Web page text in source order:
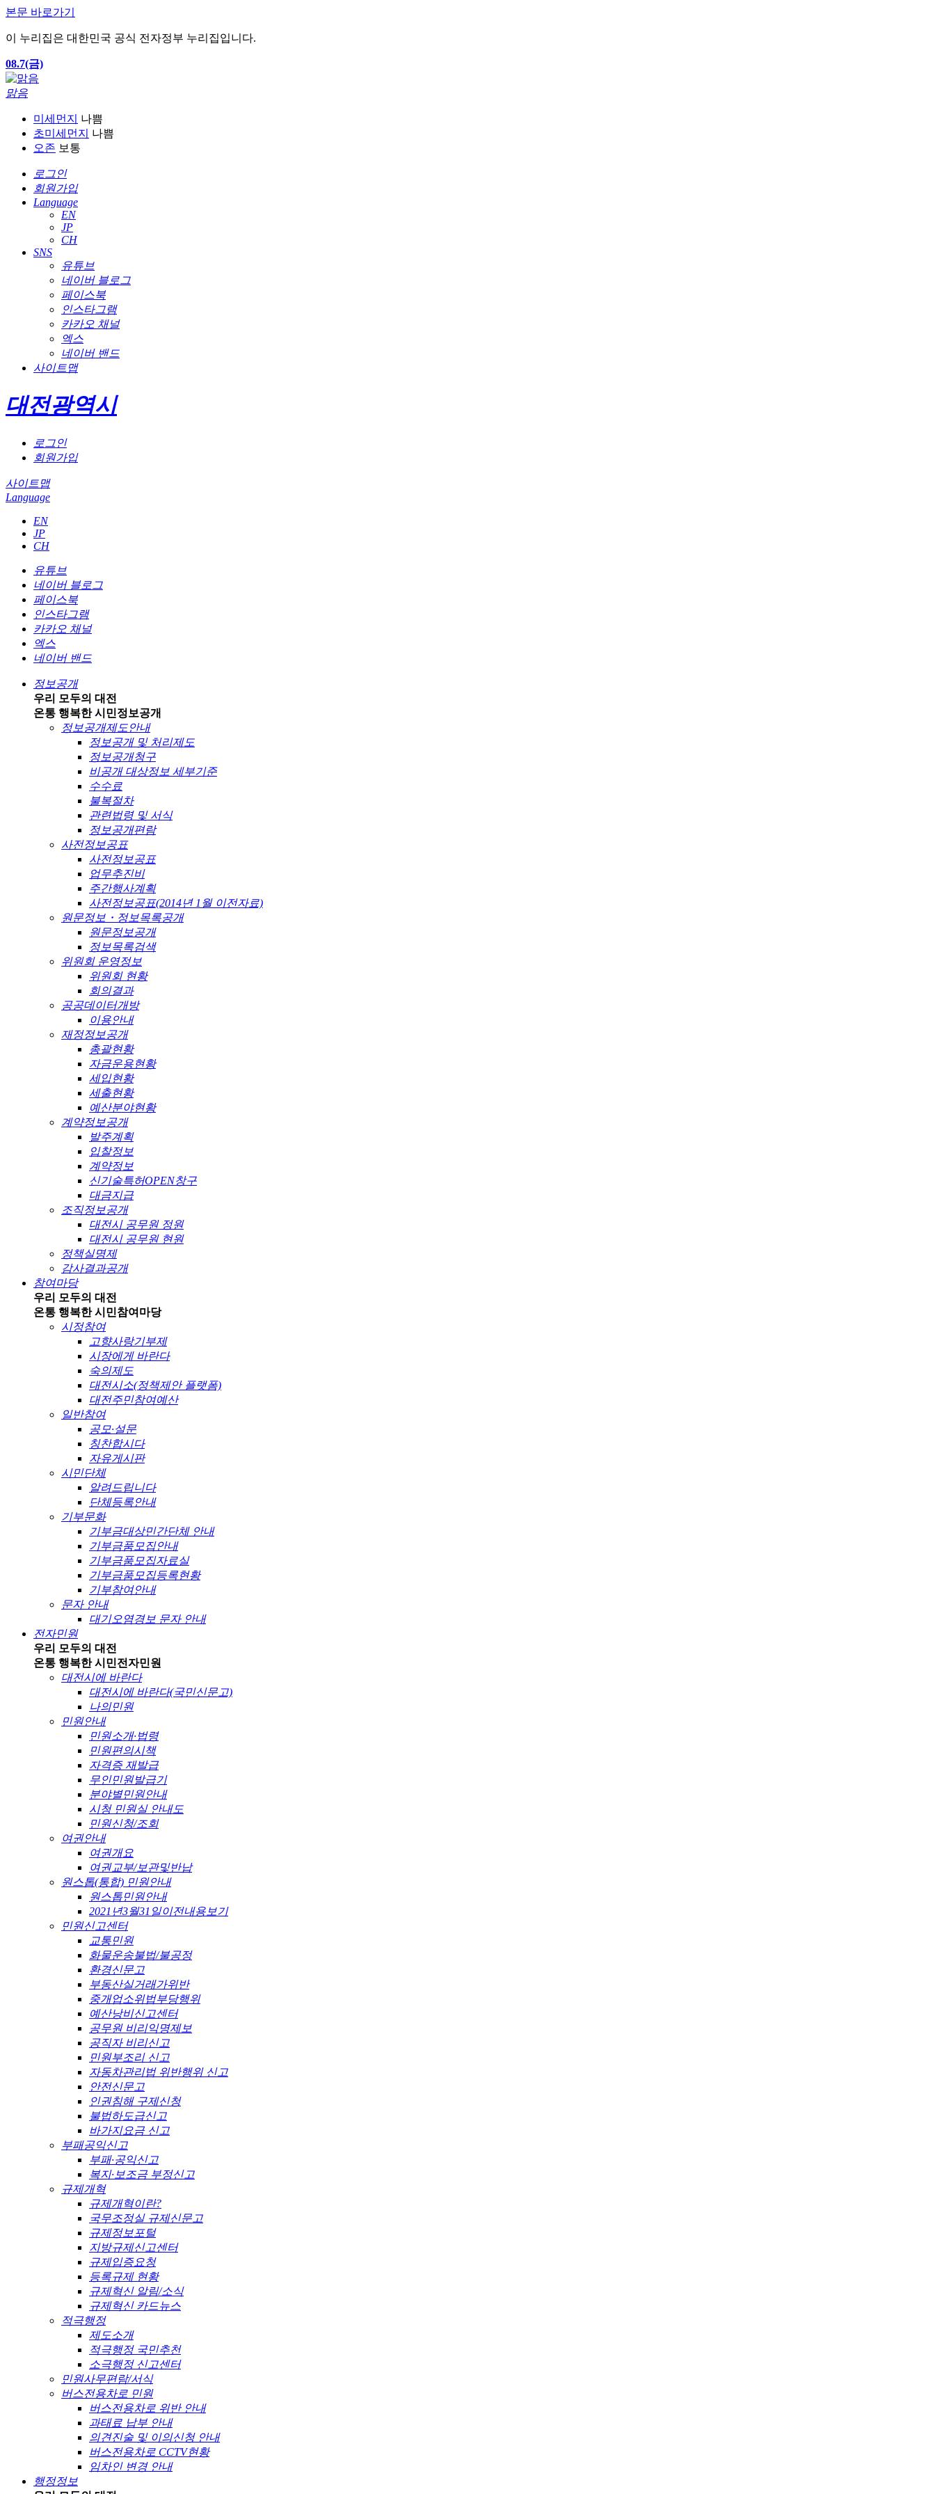
본문 바로가기
이 누리집은 대한민국 공식 전자정부 누리집입니다.
08.7(금)
맑음
미세먼지
나쁨
초미세먼지
나쁨
오존 보통
로그인
회원가입
Language
EN
JP
CH
SNS
유튜브
네이버 블로그
페이스북
인스타그램
카카오 채널
엑스
네이버 밴드
사이트맵
대전광역시
로그인
회원가입
사이트맵
Language
EN
JP
CH
유튜브
네이버 블로그
페이스북
인스타그램
카카오 채널
엑스
네이버 밴드
정보공개
우리 모두의 대전
온통 행복한 시민정보공개
정보공개제도안내
정보공개 및 처리제도
정보공개청구
비공개 대상정보 세부기준
수수료
불복절차
관련법령 및 서식
정보공개편람
사전정보공표
사전정보공표
업무추진비
주간행사계획
사전정보공표(2014년 1월 이전자료)
원문정보・정보목록공개
원문정보공개
정보목록검색
위원회 운영정보
위원회 현황
회의결과
공공데이터개방
이용안내
재정정보공개
총괄현황
자금운용현황
세입현황
세출현황
예산분야현황
계약정보공개
발주계획
입찰정보
계약정보
신기술특허OPEN창구
대금지급
조직정보공개
대전시 공무원 정원
대전시 공무원 현원
정책실명제
감사결과공개
참여마당
우리 모두의 대전
온통 행복한 시민참여마당
시정참여
고향사랑기부제
시장에게 바란다
숙의제도
대전시소(정책제안 플랫폼)
대전주민참여예산
일반참여
공모·설문
칭찬합시다
자유게시판
시민단체
알려드립니다
단체등록안내
기부문화
기부금대상민간단체 안내
기부금품모집안내
기부금품모집자료실
기부금품모집등록현황
기부참여안내
문자 안내
대기오염경보 문자 안내
전자민원
우리 모두의 대전
온통 행복한 시민전자민원
대전시에 바란다
대전시에 바란다(국민신문고)
나의민원
민원안내
민원소개·법령
민원편의시책
자격증 재발급
무인민원발급기
분야별민원안내
시청 민원실 안내도
민원신청/조회
여권안내
여권개요
여권교부/보관및반납
원스톱(통합) 민원안내
원스톱민원안내
2021년3월31일이전내용보기
민원신고센터
교통민원
화물운송불법/불공정
환경신문고
부동산실거래가위반
중개업소위법부당행위
예산낭비신고센터
공무원 비리익명제보
공직자 비리신고
민원부조리 신고
자동차관리법 위반행위 신고
안전신문고
인권침해 구제신청
불법하도급신고
바가지요금 신고
부패공익신고
부패·공익신고
복지·보조금 부정신고
규제개혁
규제개혁이란?
국무조정실 규제신문고
규제정보포털
지방규제신고센터
규제입증요청
등록규제 현황
규제혁신 알림/소식
규제혁신 카드뉴스
적극행정
제도소개
적극행정 국민추천
소극행정 신고센터
민원사무편람/서식
버스전용차로 민원
버스전용차로 위반 안내
과태료 납부 안내
의견진술 및 이의신청 안내
버스전용차로 CCTV현황
임차인 변경 안내
행정정보